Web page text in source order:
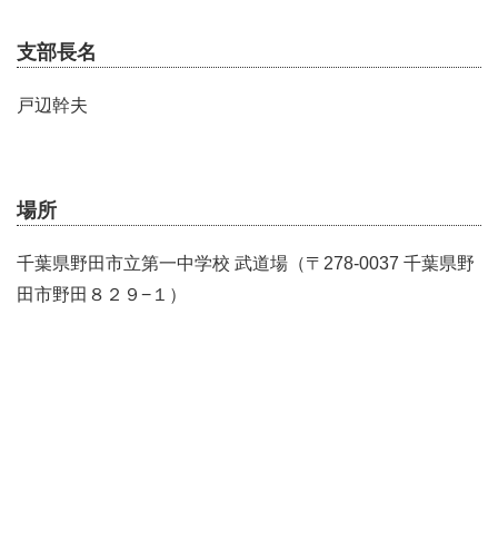
支部長名
戸辺幹夫
場所
千葉県野田市立第一中学校 武道場（〒278-0037 千葉県野
田市野田８２９−１）